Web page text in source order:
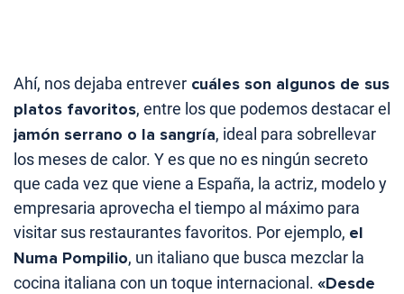
Ahí, nos dejaba entrever cuáles son algunos de sus
platos favoritos, entre los que podemos destacar el
jamón serrano o la sangría, ideal para sobrellevar
los meses de calor. Y es que no es ningún secreto
que cada vez que viene a España, la actriz, modelo y
empresaria aprovecha el tiempo al máximo para
visitar sus restaurantes favoritos. Por ejemplo, el
Numa Pompilio, un italiano que busca mezclar la
cocina italiana con un toque internacional. «Desde